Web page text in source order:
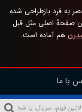
به فرد بازطراحی شده
صفحهٔ اصلی مثل قبل
هم آماده است.
با ما